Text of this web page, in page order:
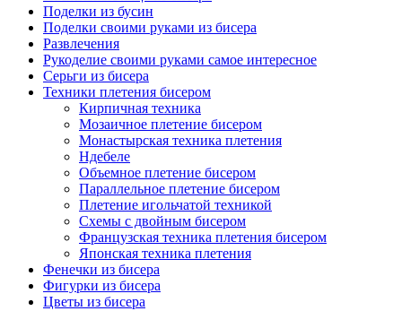
Поделки из бусин
Поделки своими руками из бисера
Развлечения
Рукоделие своими руками самое интересное
Серьги из бисера
Техники плетения бисером
Кирпичная техника
Мозаичное плетение бисером
Монастырская техника плетения
Ндебеле
Объемное плетение бисером
Параллельное плетение бисером
Плетение игольчатой техникой
Схемы с двойным бисером
Французская техника плетения бисером
Японская техника плетения
Фенечки из бисера
Фигурки из бисера
Цветы из бисера